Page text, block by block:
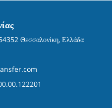
Θεσσαλονίκη, Ελλάδα